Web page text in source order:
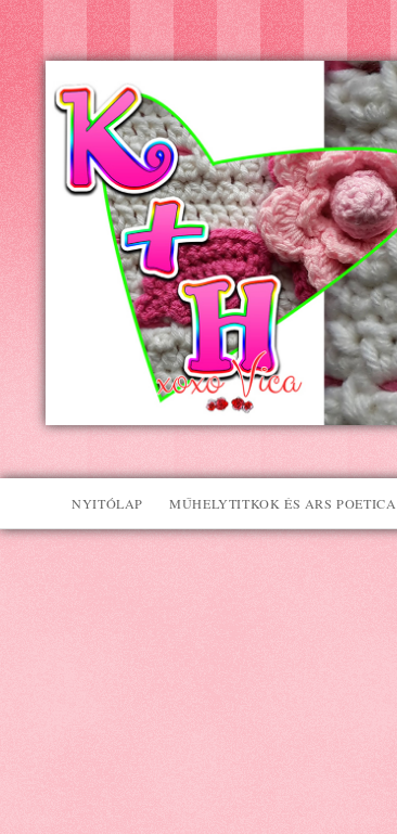
Kreatív+Hobby
Alkotóműhely
NYITÓLAP MŰHELYTITKOK ÉS ARS POETICA